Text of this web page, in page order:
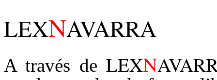
LEXNAVARRA
A través de LEXN